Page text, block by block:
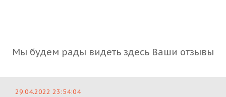
Мы будем рады видеть здесь Ваши отзывы
29.04.2022 23:54:04